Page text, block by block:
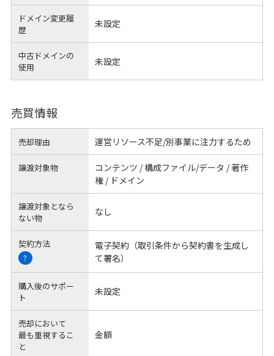
ドメイン変更履
歴
未設定
中古ドメインの
使用
未設定
売買情報
売却理由 運営リソース不足/別事業に注力するため
譲渡対象物
コンテンツ / 構成ファイル/データ / 著作
権 / ドメイン
譲渡対象となら
ない物
なし
契約方法
?
電子契約（取引条件から契約書を生成し
て署名）
購入後のサポー
ト
未設定
売却において
最も重視するこ
と
金額